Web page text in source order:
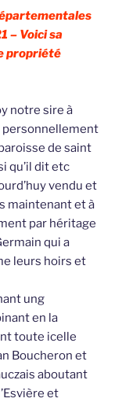
– Voici sa
propriété
notre sire à
personnellement
de saint
qu’il dit etc
vendu et
maintenant et à
par héritage
qui a
leurs hoirs et
ung
en la
toute icelle
Boucheron et
aboutant
et